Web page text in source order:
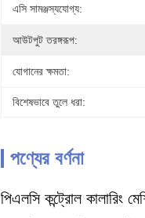
এসি সামঞ্জস্যযোগ্য:
আউটপুট তরঙ্গরূপ:
যোগানের ক্ষমতা:
বিশেষভাবে তুলে ধরা:
পণ্যের বর্ণনা
পিএলসি কন্ট্রোল কালারিং